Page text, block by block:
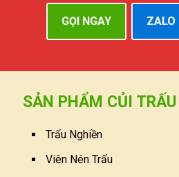
GỌI NGAY ZALO
SẢN PHẨM CỦI TRẤU
Trấu Nghiền
Viên Nén Trấu